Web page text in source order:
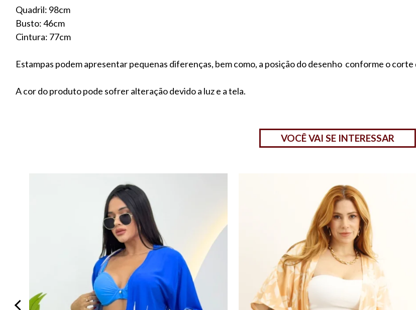
Quadril: 98cm
Busto: 46cm
Cintura: 77cm
Estampas podem apresentar pequenas diferenças, bem como, a posição do desenho conforme o corte
A cor do produto pode sofrer alteração devido a luz e a tela.
VOCÊ VAI SE INTERESSAR